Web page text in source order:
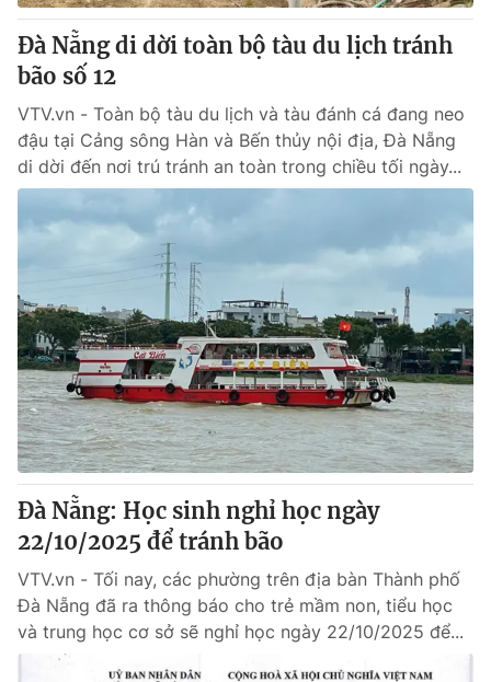
Đà Nẵng di dời toàn bộ tàu du lịch tránh
bão số 12
VTV.vn - Toàn bộ tàu du lịch và tàu đánh cá đang neo
đậu tại Cảng sông Hàn và Bến thủy nội địa, Đà Nẵng
di dời đến nơi trú tránh an toàn trong chiều tối ngày...
Đà Nẵng: Học sinh nghỉ học ngày
22/10/2025 để tránh bão
VTV.vn - Tối nay, các phường trên địa bàn Thành phố
Đà Nẵng đã ra thông báo cho trẻ mầm non, tiểu học
và trung học cơ sở sẽ nghỉ học ngày 22/10/2025 để...